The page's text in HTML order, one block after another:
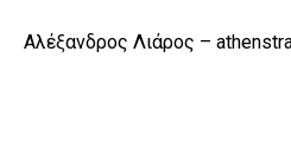
Αλέξανδρος Λιάρος –